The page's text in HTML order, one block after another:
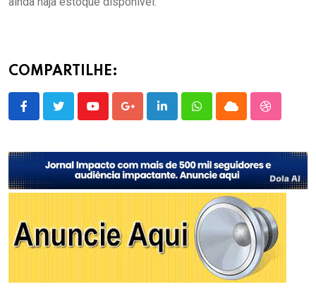
COMPARTILHE:
YoutubeGoogle+LinkedInWhatsappCloud